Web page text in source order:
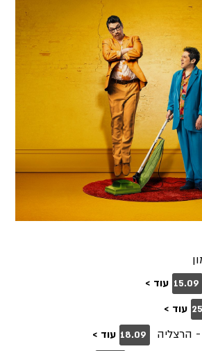
15.09 עוד >
עוד >
הרצליה 18.09 עוד >